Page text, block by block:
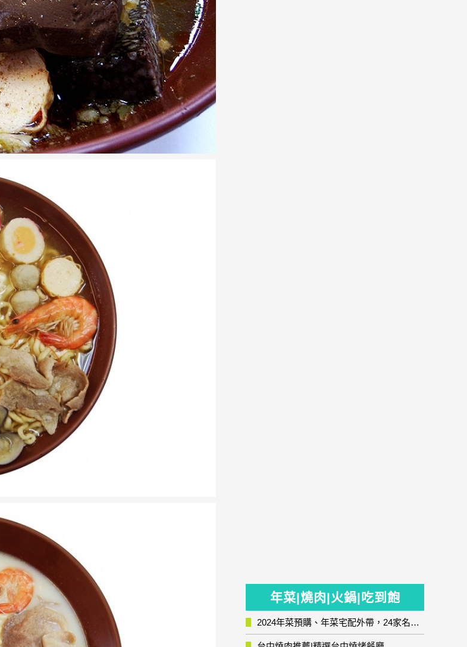
年菜|燒肉|火鍋|吃到飽
2024年菜預購、年菜宅配外帶，24家名店年菜推薦整理，圍爐輕鬆上菜團圓趣